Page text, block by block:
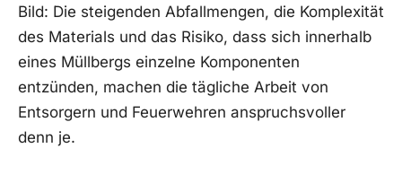
Bild: Die steigenden Abfallmengen, die Komplexität
des Materials und das Risiko, dass sich innerhalb
eines Müllbergs einzelne Komponenten
entzünden, machen die tägliche Arbeit von
Entsorgern und Feuerwehren anspruchsvoller
denn je.